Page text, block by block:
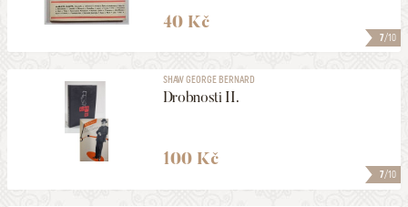
7/10
40 Kč
7/10
SHAW GEORGE BERNARD
Drobnosti II.
100 Kč